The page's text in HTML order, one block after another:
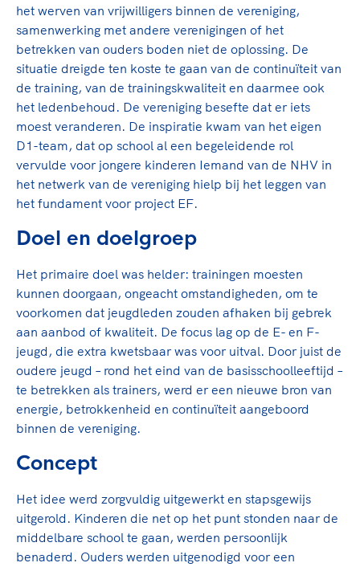
het werven van vrijwilligers binnen de vereniging,
samenwerking met andere verenigingen of het
betrekken van ouders boden niet de oplossing. De
situatie dreigde ten koste te gaan van de continuïteit van
de training, van de trainingskwaliteit en daarmee ook
het ledenbehoud. De vereniging besefte dat er iets
moest veranderen. De inspiratie kwam van het eigen
D1-team, dat op school al een begeleidende rol
vervulde voor jongere kinderen Iemand van de NHV in
het netwerk van de vereniging hielp bij het leggen van
het fundament voor project EF.
Doel en doelgroep
Het primaire doel was helder: trainingen moesten
kunnen doorgaan, ongeacht omstandigheden, om te
voorkomen dat jeugdleden zouden afhaken bij gebrek
aan aanbod of kwaliteit. De focus lag op de E- en F-
jeugd, die extra kwetsbaar was voor uitval. Door juist de
oudere jeugd – rond het eind van de basisschoolleeftijd –
te betrekken als trainers, werd er een nieuwe bron van
energie, betrokkenheid en continuïteit aangeboord
binnen de vereniging.
Concept
Het idee werd zorgvuldig uitgewerkt en stapsgewijs
uitgerold. Kinderen die net op het punt stonden naar de
middelbare school te gaan, werden persoonlijk
benaderd. Ouders werden uitgenodigd voor een